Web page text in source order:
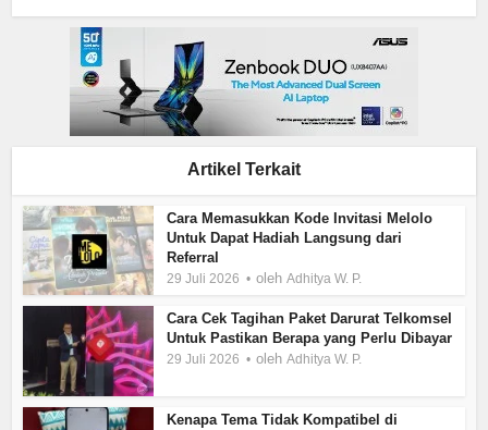
Artikel Terkait
Cara Memasukkan Kode Invitasi Melolo
Untuk Dapat Hadiah Langsung dari
Referral
29 Juli 2026 olehAdhitya W. P.
Cara Cek Tagihan Paket Darurat Telkomsel
Untuk Pastikan Berapa yang Perlu Dibayar
29 Juli 2026 olehAdhitya W. P.
Kenapa Tema Tidak Kompatibel di